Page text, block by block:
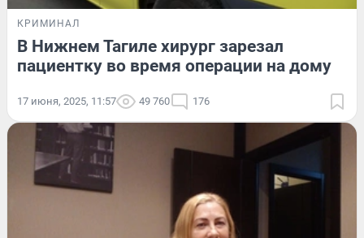
КРИМИНАЛ
В Нижнем Тагиле хирург зарезал
пациентку во время операции на дому
17 июня, 2025, 11:57 49 760 176